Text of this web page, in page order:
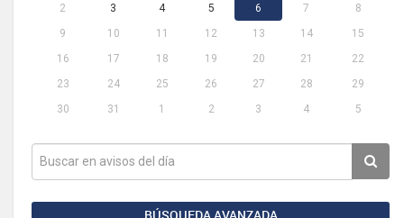
2
3 4 5 6 7
8
9
10 11 12 13 14
15
16
17 18 19 20 21
22
23
24 25 26 27 28
29
30
31 1 2 3 4 5